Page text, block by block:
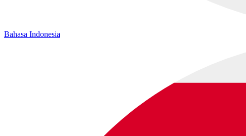
Bahasa Indonesia